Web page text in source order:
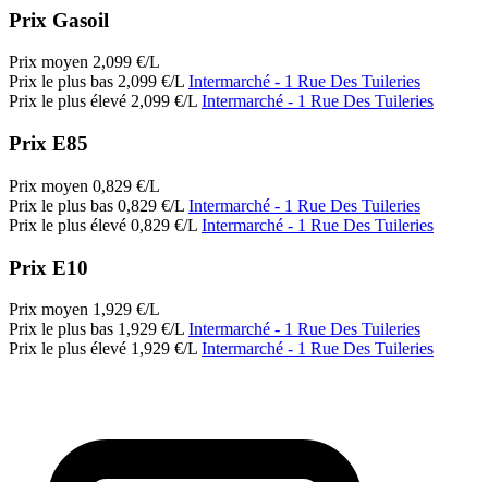
Prix Gasoil
Prix moyen 2,099 €/L
Prix le plus bas 2,099 €/L Intermarché - 1 Rue Des Tuileries
Prix le plus élevé 2,099 €/L Intermarché - 1 Rue Des Tuileries
Prix E85
Prix moyen 0,829 €/L
Prix le plus bas 0,829 €/L Intermarché - 1 Rue Des Tuileries
Prix le plus élevé 0,829 €/L Intermarché - 1 Rue Des Tuileries
Prix E10
Prix moyen 1,929 €/L
Prix le plus bas 1,929 €/L Intermarché - 1 Rue Des Tuileries
Prix le plus élevé 1,929 €/L Intermarché - 1 Rue Des Tuileries